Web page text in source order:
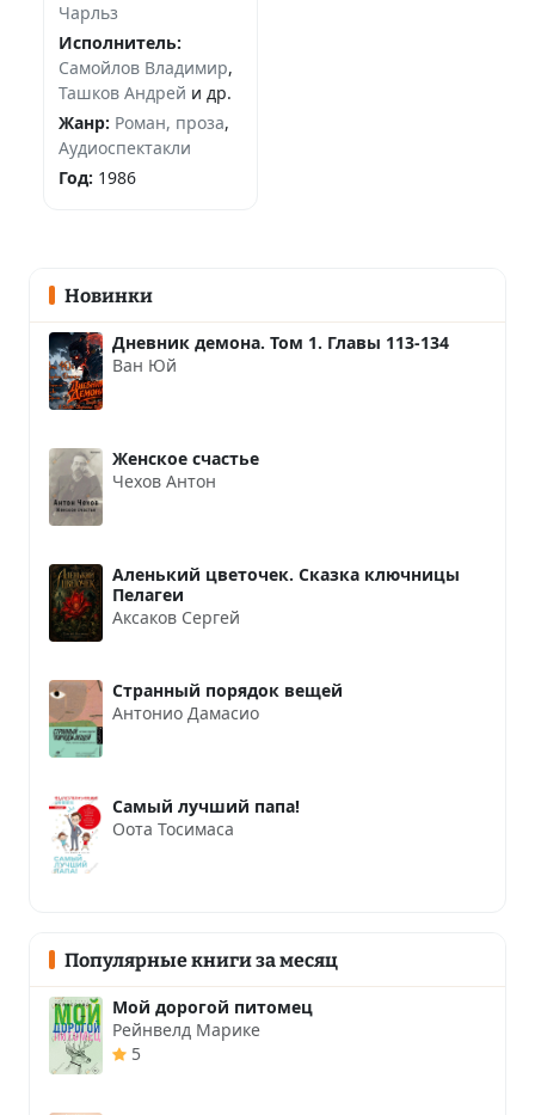
Чарльз
Исполнитель:
Самойлов Владимир,
Ташков Андрей и др.
Жанр: Роман, проза,
Аудиоспектакли
Год: 1986
Новинки
Дневник демона. Том 1. Главы 113-134
Ван Юй
Женское счастье
Чехов Антон
Аленький цветочек. Сказка ключницы
Пелагеи
Аксаков Сергей
Странный порядок вещей
Антонио Дамасио
Самый лучший папа!
Оота Тосимаса
Популярные книги за месяц
Мой дорогой питомец
Рейнвелд Марике
5